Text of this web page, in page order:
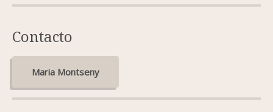
Contacto
Maria Montseny